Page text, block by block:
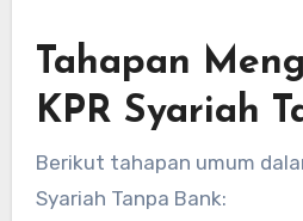
Tahapan
KPR Syariah
Berikut tahapan umum
Syariah Tanpa Bank: